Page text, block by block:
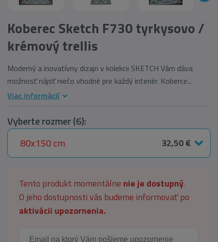
Koberec Sketch F730 tyrkysovo /
krémový trellis
Moderný a inovatívny dizajn v kolekcii SKETCH Vám dáva
možnosť nájsť niečo vhodné pre každý interiér. Koberce...
Viac informácií
Vyberte rozmer (6):
80x150 cm
32,50 €
Tento produkt momentálne nie je dostupný.
O jeho dostupnosti vás budeme informovať po
aktivácii upozornenia.